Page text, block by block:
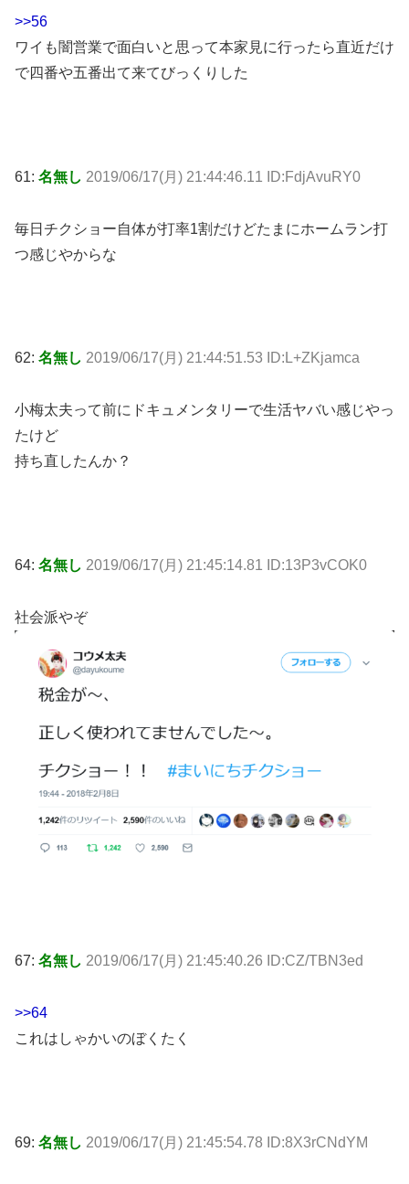
>>56
ワイも闇営業で面白いと思って本家見に行ったら直近だけ
で四番や五番出て来てびっくりした
61: 名無し 2019/06/17(月) 21:44:46.11 ID:FdjAvuRY0
毎日チクショー自体が打率1割だけどたまにホームラン打
つ感じやからな
62: 名無し 2019/06/17(月) 21:44:51.53 ID:L+ZKjamca
小梅太夫って前にドキュメンタリーで生活ヤバい感じやっ
たけど
持ち直したんか？
64: 名無し 2019/06/17(月) 21:45:14.81 ID:13P3vCOK0
社会派やぞ
67: 名無し 2019/06/17(月) 21:45:40.26 ID:CZ/TBN3ed
>>64
これはしゃかいのぼくたく
69: 名無し 2019/06/17(月) 21:45:54.78 ID:8X3rCNdYM